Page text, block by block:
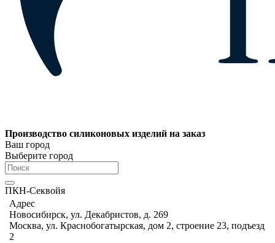
Производство силиконовых изделий на заказ
Ваш город
Выберите город
ПКН-Секвойя
Адрес
Новосибирск, ул. Декабристов, д. 269
Москва, ул. Краснобогатырская, дом 2, строение 23, подъезд
2